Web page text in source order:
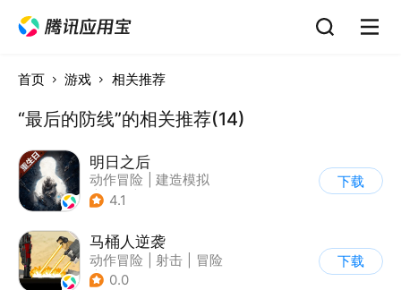
首页 游戏 相关推荐
“最后的防线”的相关推荐(14)
明日之后
动作冒险
建造模拟
| 丧尸
4.1
下载
马桶人逆袭
动作冒险 射击
冒险
| 像素风
0.0
下载